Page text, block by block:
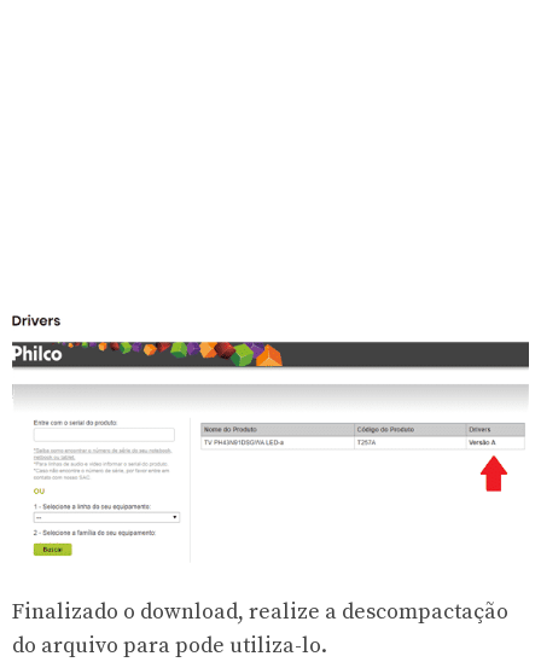
Finalizado o download, realize a descompactação
do arquivo para pode utiliza-lo.